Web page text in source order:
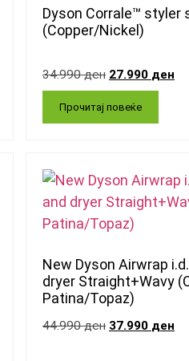
Dyson Corrale™ styler
(Copper/Nickel)
34.990ден 27.990 ден
Прочитај повеќе
New Dyson Airwrap
dryer Straight+Wavy
Patina/Topaz)
44.990ден 37.990 ден